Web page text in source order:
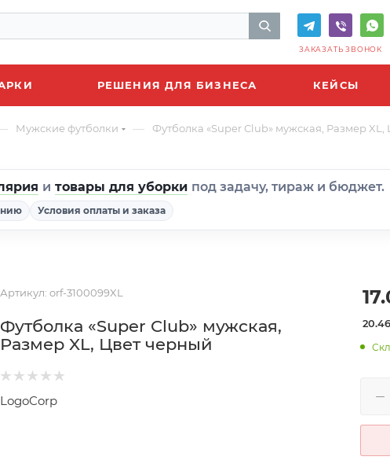
ЗАКАЗАТЬ ЗВОНОК
РЕШЕНИЯ ДЛЯ БИЗНЕСА КЕЙСЫ
Мужские футболки — Футболка «Super Club» мужская, Размер
и товары для уборки под задачу, тираж и бюджет.
Условия оплаты и заказа
Артикул: orf-3100099XL
Футболка «Super Club» мужская,
Размер XL, Цвет черный
LogoCorp